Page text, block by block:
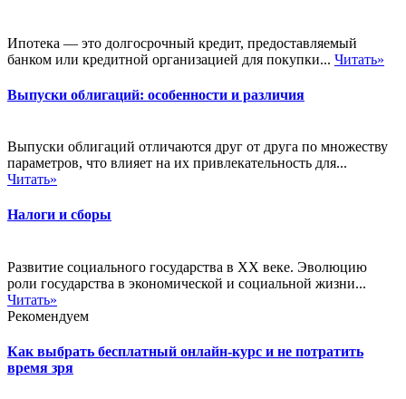
Ипотека — это долгосрочный кредит, предоставляемый
банком или кредитной организацией для покупки... Читать»
Выпуски облигаций: особенности и различия
Выпуски облигаций отличаются друг от друга по множеству
параметров, что влияет на их привлекательность для...
Читать»
Налоги и сборы
Развитие социального государства в XX веке. Эволюцию
роли государства в экономической и социальной жизни...
Читать»
Рекомендуем
Как выбрать бесплатный онлайн-курс и не потратить
время зря